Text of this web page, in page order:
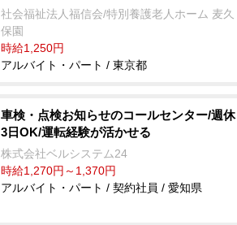
社会福祉法人福信会/特別養護老人ホーム 麦久
保園
時給1,250円
アルバイト・パート / 東京都
車検・点検お知らせのコールセンター/週休
3日OK/運転経験が活かせる
株式会社ベルシステム24
時給1,270円～1,370円
アルバイト・パート / 契約社員 / 愛知県